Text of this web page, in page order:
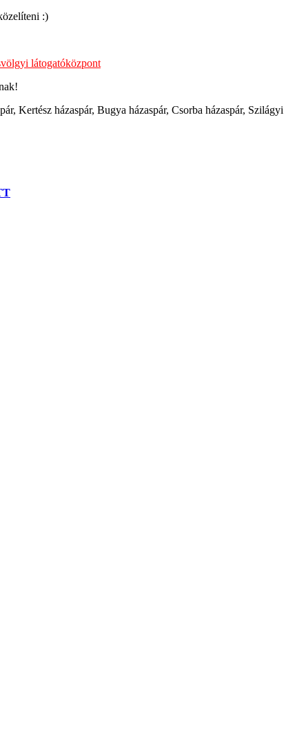
:)
látogatóközpont
Kertész házaspár, Bugya házaspár, Csorba házaspár, Szilágyi